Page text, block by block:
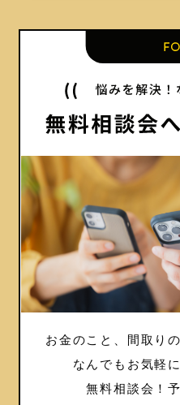
お金のこと、間取り
なんでもお気軽
無料相談会！